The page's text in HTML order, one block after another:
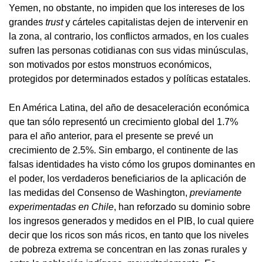
Yemen, no obstante, no impiden que los intereses de los
grandes trusty cárteles capitalistas dejen de intervenir en
la zona, al contrario, los conflictos armados, en los cuales
sufren las personas cotidianas con sus vidas minúsculas,
son motivados por estos monstruos económicos,
protegidos por determinados estados y políticas estatales.
En América Latina, del año de desaceleración económica
que tan sólo representó un crecimiento global del 1.7%
para el año anterior, para el presente se prevé un
crecimiento de 2.5%. Sin embargo, el continente de las
falsas identidades ha visto cómo los grupos dominantes en
el poder, los verdaderos beneficiarios de la aplicación de
las medidas del Consenso de Washington, previamente
experimentadas en Chile, han reforzado su dominio sobre
los ingresos generados y medidos en el PIB, lo cual quiere
decir que los ricos son más ricos, en tanto que los niveles
de pobreza extrema se concentran en las zonas rurales y